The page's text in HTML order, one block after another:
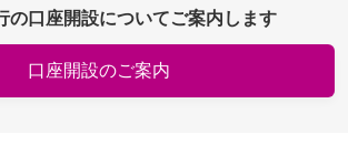
の口座開設についてご案内します
口座開設のご案内